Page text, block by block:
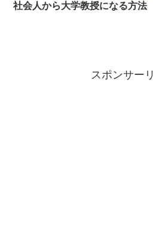
社会人から大学教授になる方法
スポンサー